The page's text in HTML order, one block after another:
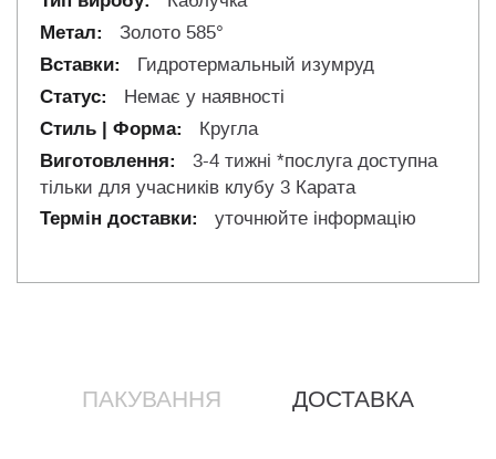
Золото 585°
Гидротермальный изумруд
Немає у наявності
Кругла
3-4 тижні *послуга доступна
тільки для учасників клубу 3 Карата
уточнюйте інформацію
ПАКУВАННЯ ДОСТАВКА